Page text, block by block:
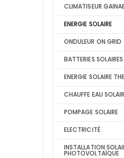
CLIMATISEUR
ENERGIE SOLAIRE
ONDULEUR ON GRID
BATTERIES SOLAIRES
ENERGIE SOLAIRE
CHAUFFE EAU
POMPAGE SOLAIRE
ELECTRICITÉ
INSTALLATION
PHOTOVOLTAÏQUE